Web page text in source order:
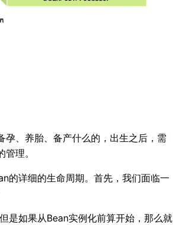
孕、养胎、备产什么的，出生之后，需
理。
的详细的生命周期。首先，我们面临一
是如果从Bean实例化前算开始，那么就